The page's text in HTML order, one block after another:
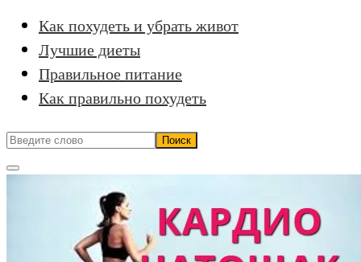
Как похудеть и убрать живот
Лучшие диеты
Правильное питание
Как правильно похудеть